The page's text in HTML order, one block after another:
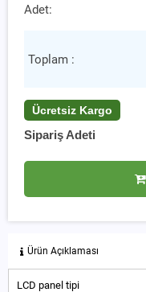
Adet:
Toplam :
Ücretsiz Kargo
Sipariş Adeti
Ürün Açıklaması
LCD panel tipi